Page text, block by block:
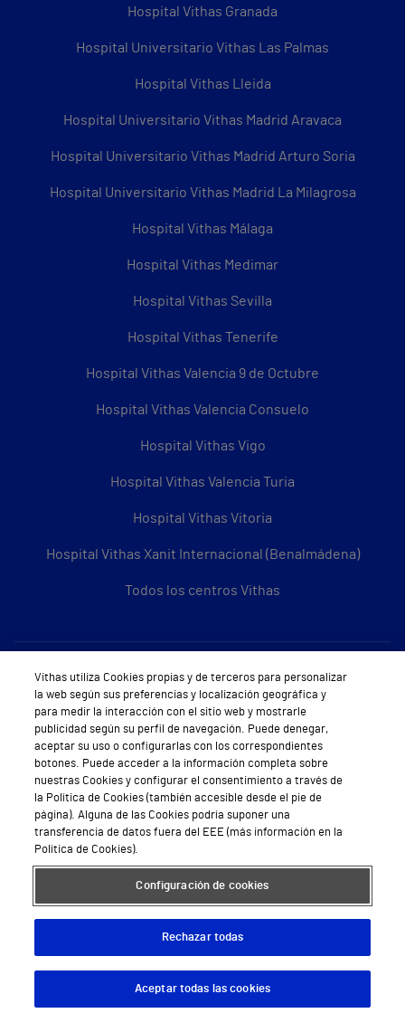
Hospital Vithas Granada
Hospital Universitario Vithas Las Palmas
Hospital Vithas Lleida
Hospital Universitario Vithas Madrid Aravaca
Hospital Universitario Vithas Madrid Arturo Soria
Hospital Universitario Vithas Madrid La Milagrosa
Hospital Vithas Málaga
Hospital Vithas Medimar
Hospital Vithas Sevilla
Hospital Vithas Tenerife
Hospital Vithas Valencia 9 de Octubre
Hospital Vithas Valencia Consuelo
Hospital Vithas Vigo
Hospital Vithas Valencia Turia
Hospital Vithas Vitoria
Hospital Vithas Xanit Internacional (Benalmádena)
Todos los centros Vithas
Sobre Vithas
Quiénes somos
Trabajar en Vithas
Teléfono Cita Médica
Teléfono Atención al Cliente
Política de seguridad y salud en el trabajo
Conoce a Supervita
Aviso Legal Política de cookies Política de privacidad Mapa web Protección de datos
Descargar App
Vithas utiliza Cookies propias y de terceros para personalizar
la web según sus preferencias y localización geográfica y
para medir la interacción con el sitio web y mostrarle
publicidad según su perfil de navegación. Puede denegar,
aceptar su uso o configurarlas con los correspondientes
botones. Puede acceder a la información completa sobre
nuestras Cookies y configurar el consentimiento a través de
la Política de Cookies (también accesible desde el pie de
página). Alguna de las Cookies podría suponer una
transferencia de datos fuera del EEE (más información en la
Política de Cookies).
Configuración de cookies
Rechazar todas
Aceptar todas las cookies